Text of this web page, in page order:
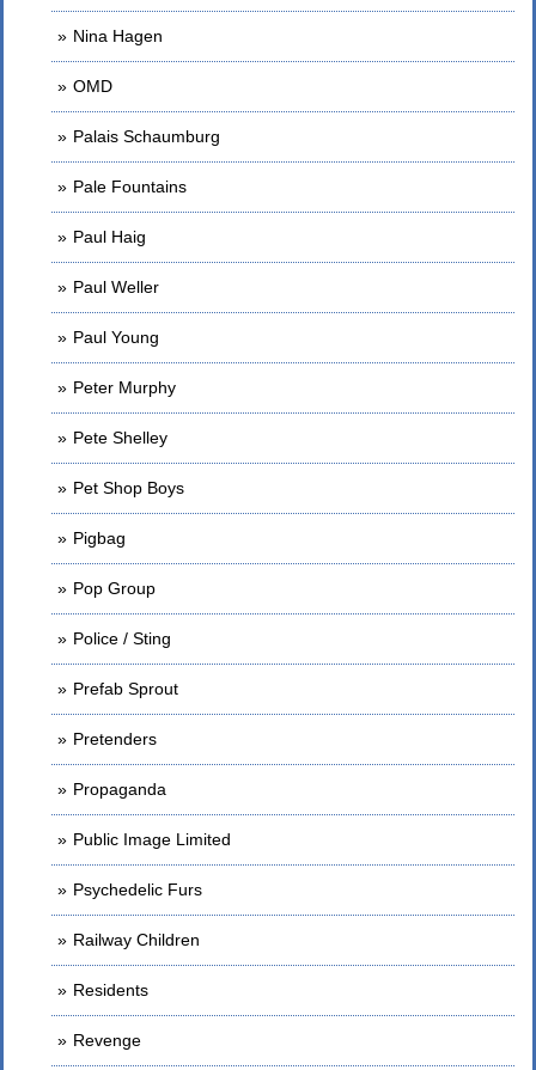
Nina Hagen
OMD
Palais Schaumburg
Pale Fountains
Paul Haig
Paul Weller
Paul Young
Peter Murphy
Pete Shelley
Pet Shop Boys
Pigbag
Pop Group
Police / Sting
Prefab Sprout
Pretenders
Propaganda
Public Image Limited
Psychedelic Furs
Railway Children
Residents
Revenge